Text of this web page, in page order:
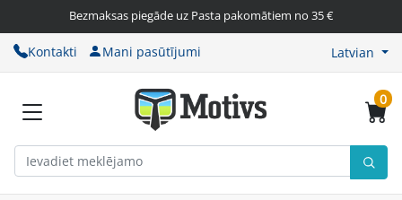
Bezmaksas piegāde uz Pasta pakomātiem no 35 €
Kontakti Mani pasūtījumi Latvian
0